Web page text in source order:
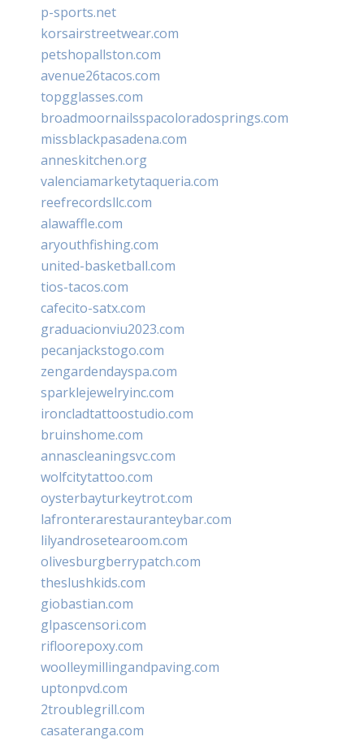
p-sports.net
korsairstreetwear.com
petshopallston.com
avenue26tacos.com
topgglasses.com
broadmoornailsspacoloradosprings.com
missblackpasadena.com
anneskitchen.org
valenciamarketytaqueria.com
reefrecordsllc.com
alawaffle.com
aryouthfishing.com
united-basketball.com
tios-tacos.com
cafecito-satx.com
graduacionviu2023.com
pecanjackstogo.com
zengardendayspa.com
sparklejewelryinc.com
ironcladtattoostudio.com
bruinshome.com
annascleaningsvc.com
wolfcitytattoo.com
oysterbayturkeytrot.com
lafronterarestauranteybar.com
lilyandrosetearoom.com
olivesburgberrypatch.com
theslushkids.com
giobastian.com
glpascensori.com
rifloorepoxy.com
woolleymillingandpaving.com
uptonpvd.com
2troublegrill.com
casateranga.com